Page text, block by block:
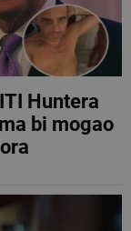
Huntera
bi mogao